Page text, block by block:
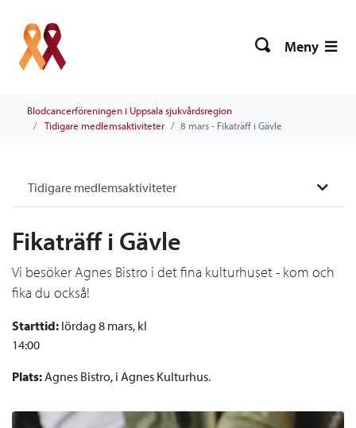
Meny
Blodcancerföreningen i Uppsala sjukvårdsregion
Tidigare medlemsaktiviteter
8 mars - Fikaträff i Gävle
Tidigare medlemsaktiviteter
Fikaträff i Gävle
Vi besöker Agnes Bistro i det fina kulturhuset - kom och
fika du också!
Starttid: lördag 8 mars, kl
14:00
Plats:Agnes Bistro, i Agnes Kulturhus.